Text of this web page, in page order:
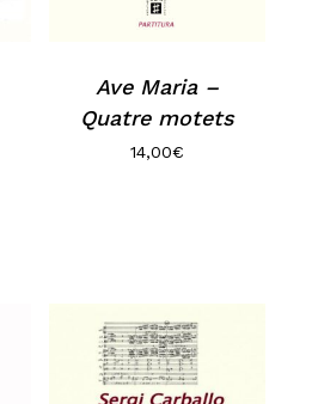
Ave Maria –
Quatre motets
14,00€